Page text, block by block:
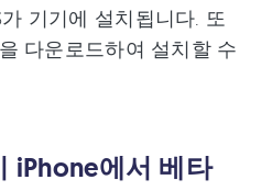
기기에 설치됩니다. 또
다운로드하여 설치할 수
iPhone에서 베타